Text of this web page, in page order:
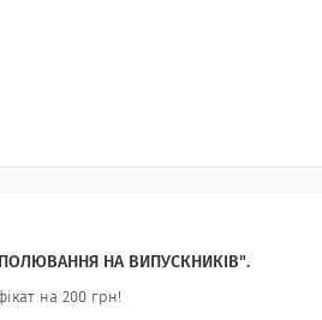
НА ВИПУСКНИКІВ".
на 200 грн!